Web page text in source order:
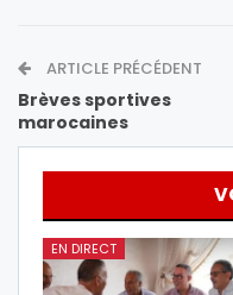
ARTICLE PRÉCÉDENT
Brèves sportives
marocaines
EN DIRECT